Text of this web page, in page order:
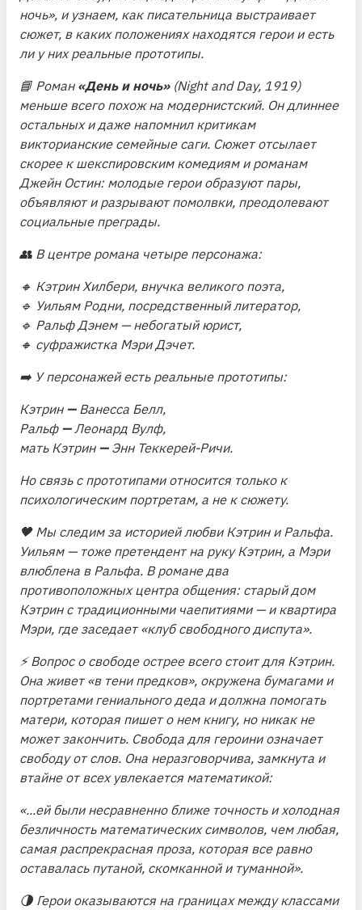
ночь», и узнаем, как писательница выстраивает
сюжет, в каких положениях находятся герои и есть
ли у них реальные прототипы.
📘 Роман «День и ночь» (Night and Day, 1919)
меньше всего похож на модернистский. Он длиннее
остальных и даже напомнил критикам
викторианские семейные саги. Сюжет отсылает
скорее к шекспировским комедиям и романам
Джейн Остин: молодые герои образуют пары,
объявляют и разрывают помолвки, преодолевают
социальные преграды.
👥 В центре романа четыре персонажа:
🔸 Кэтрин Хилбери, внучка великого поэта,
🔹 Уильям Родни, посредственный литератор,
🔹 Ральф Дэнем — небогатый юрист,
🔸 суфражистка Мэри Дэчет.
➡️ У персонажей есть реальные прототипы:
Кэтрин ➖ Ванесса Белл,
Ральф ➖ Леонард Вулф,
мать Кэтрин ➖ Энн Теккерей-Ричи.
Но связь с прототипами относится только к
психологическим портретам, а не к сюжету.
🖤 Мы следим за историей любви Кэтрин и Ральфа.
Уильям — тоже претендент на руку Кэтрин, а Мэри
влюблена в Ральфа. В романе два
противоположных центра общения: старый дом
Кэтрин с традиционными чаепитиями — и квартира
Мэри, где заседает «клуб свободного диспута».
⚡️ Вопрос о свободе острее всего стоит для Кэтрин.
Она живет «в тени предков», окружена бумагами и
портретами гениального деда и должна помогать
матери, которая пишет о нем книгу, но никак не
может закончить. Свобода для героини означает
свободу от слов. Она неразговорчива, замкнута и
втайне от всех увлекается математикой:
«...ей были несравненно ближе точность и холодная
безличность математических символов, чем любая,
самая распрекрасная проза, которая все равно
оставалась путаной, скомканной и туманной».
🌗 Герои оказываются на границах между классами